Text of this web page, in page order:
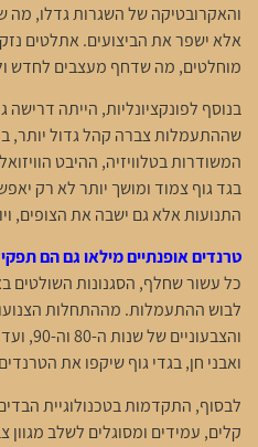
והאקרובטיקה של השגרות גדלו, מה
אלא ישפר את הביצועים. אתלטים
מוחלטים, מה שדחף מעצבים לחדש
בנוסף לפונקציונליות, הייתה
שההתעמלות צברה קהל גדול יותר,
המשודרות בטלוויזיה, ההיבט
בגד גוף צמוד ומושך יותר לא רק
התנועות אלא גם ישבה את הצופים,
טרנדים אופנתיים מילאו גם הם
כל עשור שחלף, הסגנונות
לבוש ההתעמלות. מההתחלות
ואבני חן, בגדי גוף שיקפו את
לבסוף, התקדמות בטכנולוגיית
קלים, עמידים ומסוגלים לשלב מגוון